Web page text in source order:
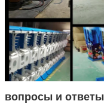
вопросы и ответы